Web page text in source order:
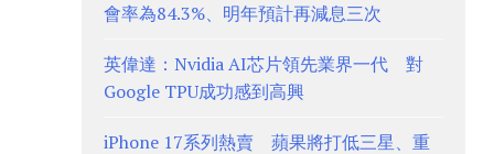
會率為84.3%、明年預計再減息三次
英偉達：Nvidia AI芯片領先業界一代 對
Google TPU成功感到高興
iPhone 17系列熱賣 蘋果將打低三星、重